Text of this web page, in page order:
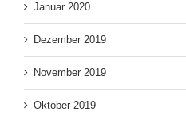
Januar 2020
Dezember 2019
November 2019
Oktober 2019